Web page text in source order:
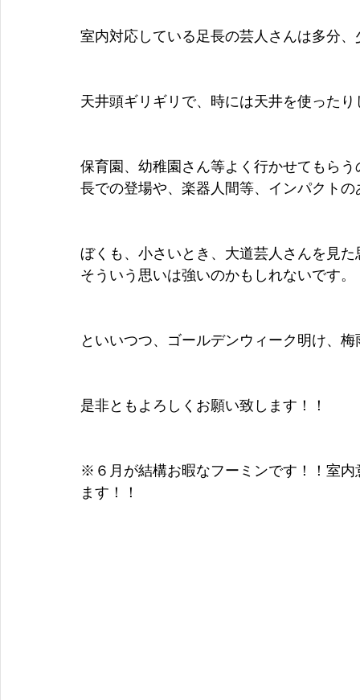
室内対応している足長の芸人さんは多分
天井頭ギリギリで、時には天井を使った
保育園、幼稚園さん等よく行かせてもら
長での登場や、楽器人間等、インパクト
ぼくも、小さいとき、大道芸人さんを見
そういう思いは強いのかもしれないです。
といいつつ、ゴールデンウィーク明け、
是非ともよろしくお願い致します！！
※６月が結構お暇なフーミンです！！室
ます！！